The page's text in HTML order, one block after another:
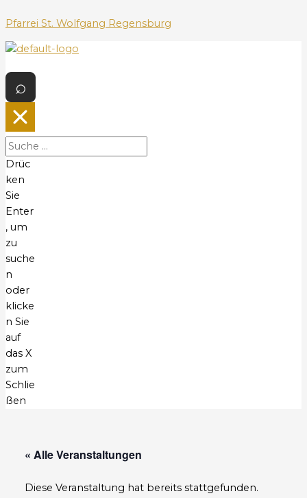
u
m
I
n
a
t
s
p
r
i
n
g
e
n
Pfarrei St. Wolfgang Regensburg
n
ü
Drüc
ken
Sie
Enter
, um
zu
suche
n
oder
klicke
n Sie
auf
das X
zum
Schlie
ßen
« Alle Veranstaltungen
Diese Veranstaltung hat bereits stattgefunden.